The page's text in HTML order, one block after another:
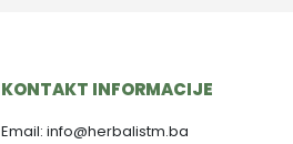
KONTAKT INFORMACIJE
Email: info@herbalistm.ba